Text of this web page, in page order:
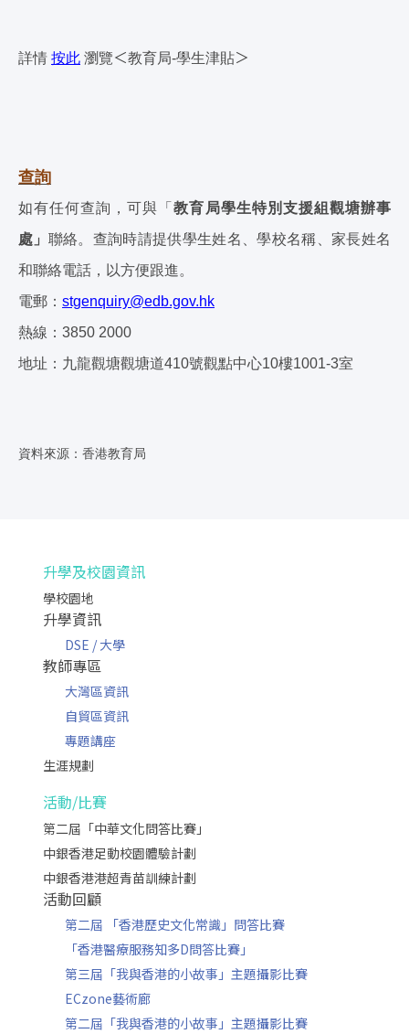
詳情 按此 瀏覽＜教育局-學生津貼＞
查詢
如有任何查詢，可與「教育局學生特別支援組觀塘辦事
處」 聯絡。查詢時請提供學生姓名、學校名稱、家長姓名
和聯絡電話，以方便跟進。
電郵： stgenquiry@edb.gov.hk
熱線：3850 2000
地址：九龍觀塘觀塘道410號觀點中心10樓1001-3室
資料來源：香港教育局
升學及校園資訊
學校園地
升學資訊
DSE / 大學
教師專區
大灣區資訊
自貿區資訊
專題講座
生涯規劃
活動/比賽
第二屆「中華文化問答比賽」
中銀香港足動校園體驗計劃
中銀香港港超青苗訓練計劃
活動回顧
第二屆 「香港歷史文化常識」問答比賽
「香港醫療服務知多D問答比賽」
第三屆「我與香港的小故事」主題攝影比賽
ECzone藝術廊
第二屆「我與香港的小故事」主題攝影比賽